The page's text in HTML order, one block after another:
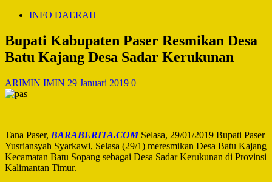
INFO DAERAH
Bupati Kabupaten Paser Resmikan Desa
Batu Kajang Desa Sadar Kerukunan
ARIMIN IMIN 29 Januari 2019 0
Tana Paser, BARABERITA.COMSelasa, 29/01/2019 Bupati Paser
Yusriansyah Syarkawi, Selasa (29/1) meresmikan Desa Batu Kajang
Kecamatan Batu Sopang sebagai Desa Sadar Kerukunan di Provinsi
Kalimantan Timur.